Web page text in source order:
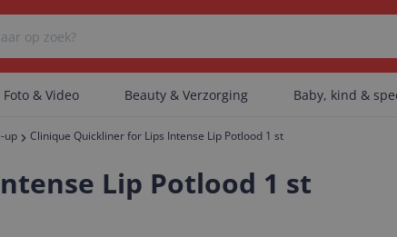
Er zijn geen categorieën gevonden.
Foto & Video Beauty & Verzorging Baby, kind &
up Clinique Quickliner for Lips Intense Lip Potlood 1 st
Lip Potlood 1 st